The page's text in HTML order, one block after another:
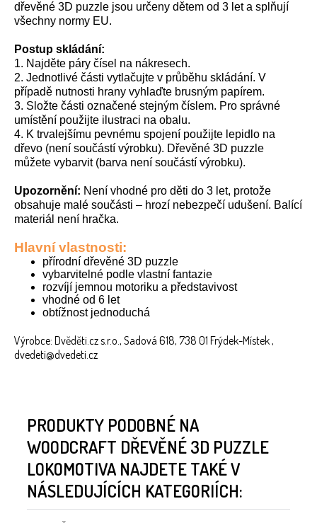
dřevěné 3D puzzle jsou určeny dětem od 3 let a splňují
všechny normy EU.
Postup skládání:
1. Najděte páry čísel na nákresech.
2. Jednotlivé části vytlačujte v průběhu skládání. V
případě nutnosti hrany vyhlaďte brusným papírem.
3. Složte části označené stejným číslem. Pro správné
umístění použijte ilustraci na obalu.
4. K trvalejšímu pevnému spojení použijte lepidlo na
dřevo (není součástí výrobku). Dřevěné 3D puzzle
můžete vybarvit (barva není součástí výrobku).
Upozornění: Není vhodné pro děti do 3 let, protože
obsahuje malé součásti – hrozí nebezpečí udušení. Balící
materiál není hračka.
Hlavní vlastnosti:
přírodní dřevěné 3D puzzle
vybarvitelné podle vlastní fantazie
rozvíjí jemnou motoriku a představivost
vhodné od 6 let
obtížnost jednoduchá
Výrobce: Dvěděti.cz s.r.o., Sadová 618, 738 01 Frýdek-Místek ,
dvedeti@dvedeti.cz
PRODUKTY PODOBNÉ NA
WOODCRAFT DŘEVĚNÉ 3D PUZZLE
LOKOMOTIVA NAJDETE TAKÉ V
NÁSLEDUJÍCÍCH KATEGORIÍCH: